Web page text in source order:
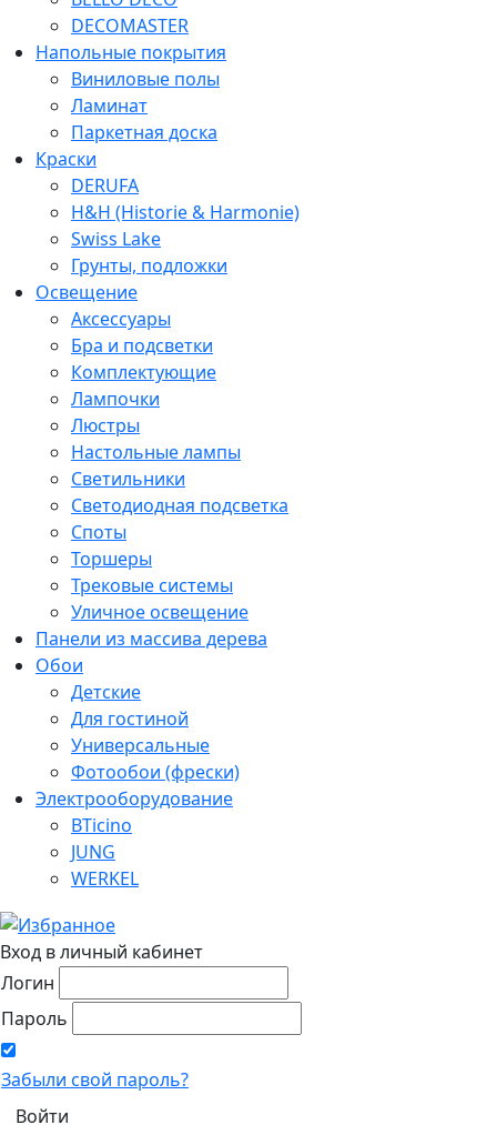
DECOMASTER
Напольные покрытия
Виниловые полы
Ламинат
Паркетная доска
Краски
DERUFA
H&H (Historie & Harmonie)
Swiss Lake
Грунты, подложки
Освещение
Аксессуары
Бра и подсветки
Комплектующие
Лампочки
Люстры
Настольные лампы
Светильники
Светодиодная подсветка
Споты
Торшеры
Трековые системы
Уличное освещение
Панели из массива дерева
Обои
Детские
Для гостиной
Универсальные
Фотообои (фрески)
Электрооборудование
BTicino
JUNG
WERKEL
Вход в личный кабинет
Логин
Пароль
Забыли свой пароль?